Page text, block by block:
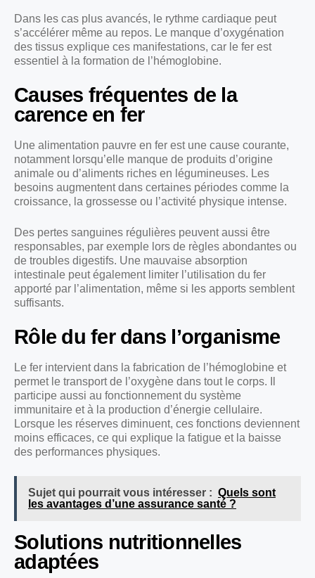
Dans les cas plus avancés, le rythme cardiaque peut
s’accélérer même au repos. Le manque d’oxygénation
des tissus explique ces manifestations, car le fer est
essentiel à la formation de l’hémoglobine.
Causes fréquentes de la
carence en fer
Une alimentation pauvre en fer est une cause courante,
notamment lorsqu’elle manque de produits d’origine
animale ou d’aliments riches en légumineuses. Les
besoins augmentent dans certaines périodes comme la
croissance, la grossesse ou l’activité physique intense.
Des pertes sanguines régulières peuvent aussi être
responsables, par exemple lors de règles abondantes ou
de troubles digestifs. Une mauvaise absorption
intestinale peut également limiter l’utilisation du fer
apporté par l’alimentation, même si les apports semblent
suffisants.
Rôle du fer dans l’organisme
Le fer intervient dans la fabrication de l’hémoglobine et
permet le transport de l’oxygène dans tout le corps. Il
participe aussi au fonctionnement du système
immunitaire et à la production d’énergie cellulaire.
Lorsque les réserves diminuent, ces fonctions deviennent
moins efficaces, ce qui explique la fatigue et la baisse
des performances physiques.
Sujet qui pourrait vous intéresser : Quels sont
les avantages d’une assurance santé ?
Solutions nutritionnelles
adaptées